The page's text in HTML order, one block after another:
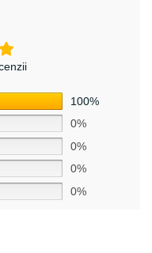
100%
0%
0%
0%
0%